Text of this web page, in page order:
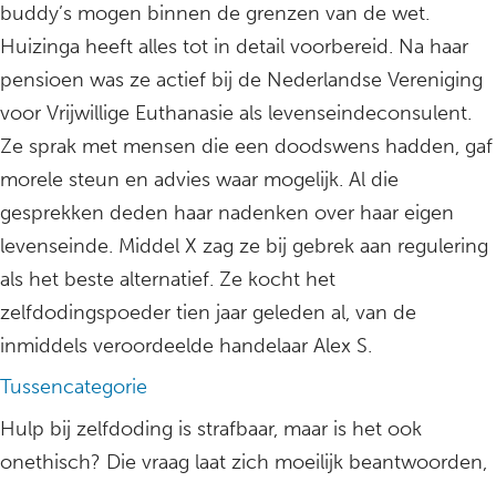
buddy’s mogen binnen de grenzen van de wet.
Huizinga heeft alles tot in detail voorbereid. Na haar
pensioen was ze actief bij de Nederlandse Vereniging
voor Vrijwillige Euthanasie als levenseindeconsulent.
Ze sprak met mensen die een doodswens hadden, gaf
morele steun en advies waar mogelijk. Al die
gesprekken deden haar nadenken over haar eigen
levenseinde. Middel X zag ze bij gebrek aan regulering
als het beste alternatief. Ze kocht het
zelfdodingspoeder tien jaar geleden al, van de
inmiddels veroordeelde handelaar Alex S.
Tussencategorie
Hulp bij zelfdoding is strafbaar, maar is het ook
onethisch? Die vraag laat zich moeilijk beantwoorden,